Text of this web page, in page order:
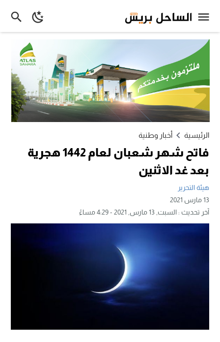
الرئيسية أخبار وطنية
فاتح شهر شعبان لعام 1442 هجرية
بعد غد الاثنين
هيئة التحرير
13 مارس 2021
آخر تحديث :السبت, 13 مارس, 2021 - 4:29 مساءً